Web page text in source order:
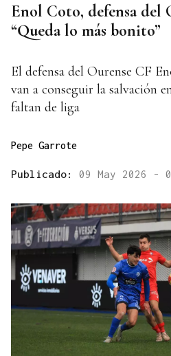
Enol Coto, defensa del
“Queda lo más bonito”
El defensa del Ourense CF
van a conseguir la salvación
faltan de liga
Pepe Garrote
Publicado: 09 May 2026 -